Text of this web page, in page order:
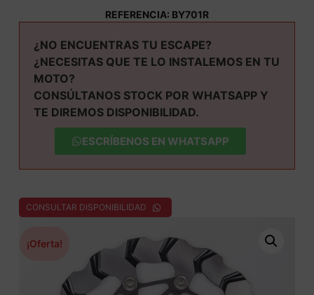
REFERENCIA: BY701R
¿NO ENCUENTRAS TU ESCAPE?
¿NECESITAS QUE TE LO INSTALEMOS EN TU
MOTO?
CONSÚLTANOS STOCK POR WHATSAPP Y
TE DIREMOS DISPONIBILIDAD.
ESCRÍBENOS EN WHATSAPP
CONSULTAR DISPONIBILIDAD
¡Oferta!